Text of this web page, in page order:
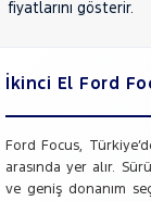
fiyatlarını gösterir.
İkinci El Ford
Ford Focus,
arasında yer alır.
ve geniş donanım